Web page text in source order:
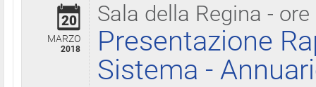
Sala della Regina - ore
20
MARZO
2018
Presentazione
Sistema -